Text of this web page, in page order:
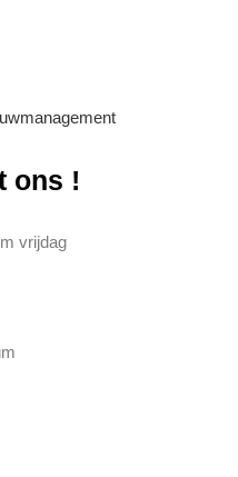
ons !
vrijdag